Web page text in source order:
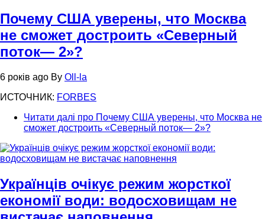
Почему США уверены, что Москва
не сможет достроить «Северный
поток— 2»?
6 років ago By Oll-la
ИСТОЧНИК: FORBES
Читати далі про Почему США уверены, что Москва не
сможет достроить «Северный поток— 2»?
Українців очікує режим жорсткої
економії води: водосховищам не